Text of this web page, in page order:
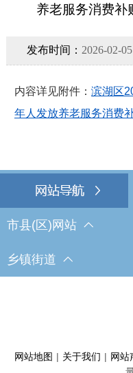
养老服务消费补
发布时间： 2026-02-
内容详见附件： 滨湖区
年人发放养老服务消费
市县(区)网站
乡镇街道
网站地图 | 关于我们 | 网站